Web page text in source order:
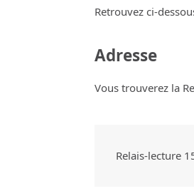
Retrouvez ci-
Adresse
Vous trouverez la
Relais-lecture